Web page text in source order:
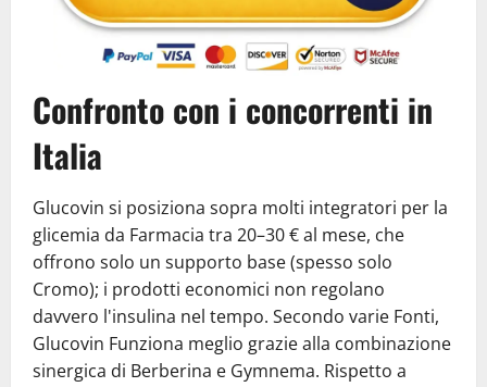
Confronto con i concorrenti in
Italia
Glucovin si posiziona sopra molti integratori per la
glicemia da Farmacia tra 20–30 € al mese, che
offrono solo un supporto base (spesso solo
Cromo); i prodotti economici non regolano
davvero l'insulina nel tempo. Secondo varie Fonti,
Glucovin Funziona meglio grazie alla combinazione
sinergica di Berberina e Gymnema. Rispetto a